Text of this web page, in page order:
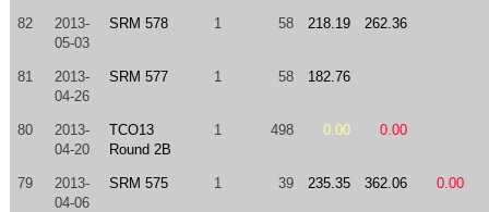
82
2013-
05-03
SRM 578 1 58 218.19 262.36
81
2013-
04-26
SRM 577 1 58 182.76
80
2013-
04-20
TCO13
Round 2B
1 498 0.00 0.00
79
2013-
04-06
SRM 575 1 39 235.35 362.06 0.00